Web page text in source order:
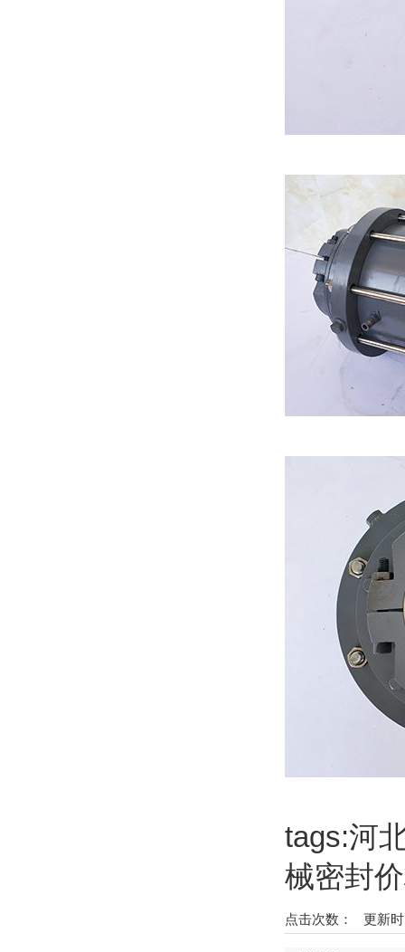
tags:河
械密封
点击次数： 更新